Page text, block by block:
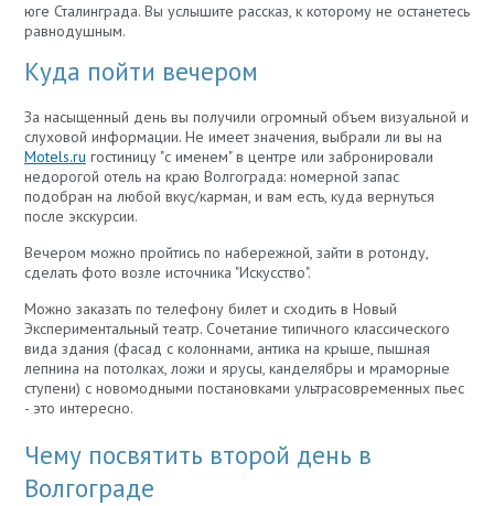
юге Сталинграда. Вы услышите рассказ, к которому не останетесь
равнодушным.
Куда пойти вечером
За насыщенный день вы получили огромный объем визуальной и
слуховой информации. Не имеет значения, выбрали ли вы на
Motels.ru гостиницу "с именем" в центре или забронировали
недорогой отель на краю Волгограда: номерной запас
подобран на любой вкус/карман, и вам есть, куда вернуться
после экскурсии.
Вечером можно пройтись по набережной, зайти в ротонду,
сделать фото возле источника "Искусство".
Можно заказать по телефону билет и сходить в Новый
Экспериментальный театр. Сочетание типичного классического
вида здания (фасад с колоннами, антика на крыше, пышная
лепнина на потолках, ложи и ярусы, канделябры и мраморные
ступени) с новомодными постановками ультрасовременных пьес
- это интересно.
Чему посвятить второй день в
Волгограде